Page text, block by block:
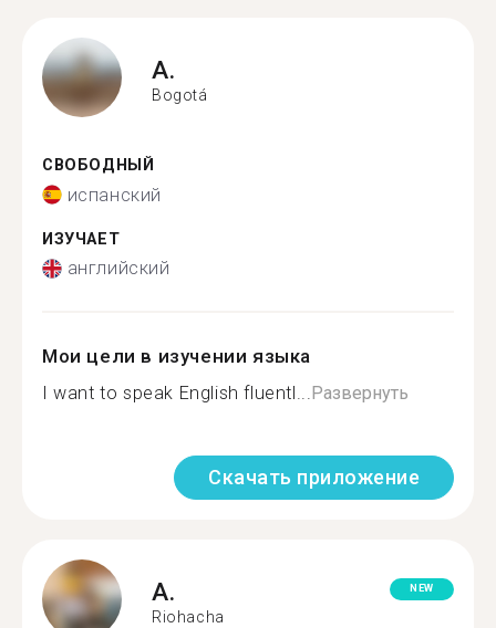
A.
Bogotá
СВОБОДНЫЙ
испанский
ИЗУЧАЕТ
английский
Мои цели в изучении языка
I want to speak English fluentl...Развернуть
Скачать приложение
A.
Riohacha
NEW